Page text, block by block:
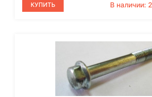
КУПИТЬ В наличии: 2